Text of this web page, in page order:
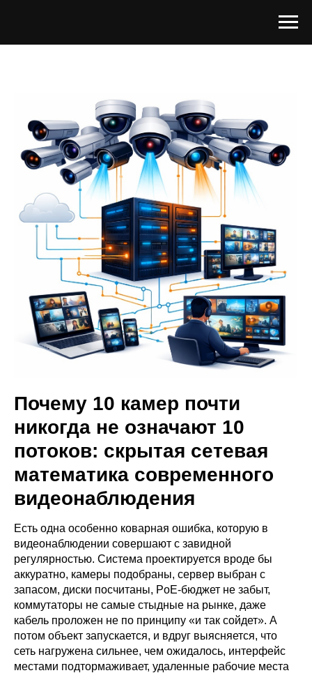
Почему 10 камер почти
никогда не означают 10
потоков: скрытая сетевая
математика современного
видеонаблюдения
Есть одна особенно коварная ошибка, которую в
видеонаблюдении совершают с завидной
регулярностью. Система проектируется вроде бы
аккуратно, камеры подобраны, сервер выбран с
запасом, диски посчитаны, PoE-бюджет не забыт,
коммутаторы не самые стыдные на рынке, даже
кабель проложен не по принципу «и так сойдет». А
потом объект запускается, и вдруг выясняется, что
сеть нагружена сильнее, чем ожидалось, интерфейс
местами подтормаживает, удаленные рабочие места